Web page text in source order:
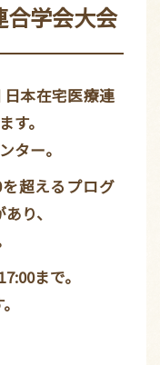
合学会大会
本在宅医療連
す。
ター。
超えるプログ
り、
まで。